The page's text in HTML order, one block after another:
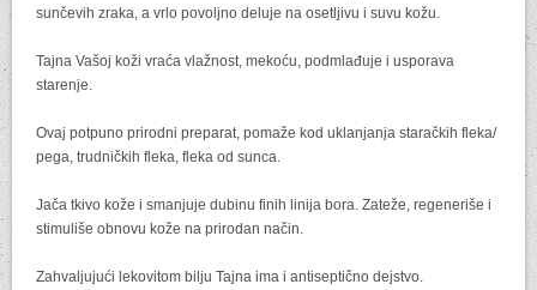
sunčevih zraka, a vrlo povoljno deluje na osetljivu i suvu kožu.
Tajna Vašoj koži vraća vlažnost, mekoću, podmlađuje i usporava
starenje.
Ovaj potpuno prirodni preparat, pomaže kod uklanjanja staračkih fleka/
pega, trudničkih fleka, fleka od sunca.
Jača tkivo kože i smanjuje dubinu finih linija bora. Zateže, regeneriše i
stimuliše obnovu kože na prirodan način.
Zahvaljujući lekovitom bilju Tajna ima i antiseptično dejstvo.